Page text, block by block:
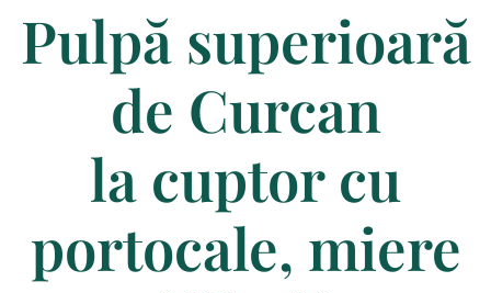
Pulpă superioară
de Curcan
la cuptor cu
portocale, miere